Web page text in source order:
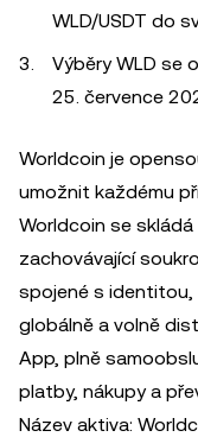
WLD/USDT do
Výběry WLD se
25. července
Worldcoin je
umožnit každému
Worldcoin se
zachovávající
spojené s
globálně a volně
App, plně
platby, nákupy a
Název aktiva: